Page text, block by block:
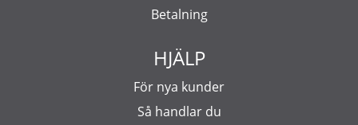
Betalning
HJÄLP
För nya kunder
Så handlar du